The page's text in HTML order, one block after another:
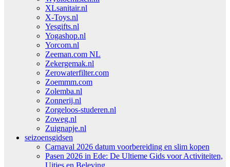
XLsanitair.nl
X-Toys.nl
Yesgifts.nl
Yogashop.nl
Yorcom.nl
Zeeman.com NL
Zekergemak.nl
Zerowaterfilter.com
Zoemmm.com
Zolemba.nl
Zonnerij.nl
Zorgeloos-studeren.nl
Zoweg.nl
Zuignapje.nl
seizoensgidsen
Carnaval 2026 datum voorbereiding en slim kopen
Pasen 2026 in Ede: De Ultieme Gids voor Activiteiten,
Uitjes en Beleving